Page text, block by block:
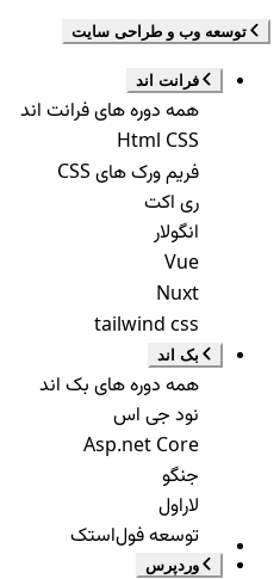
توسعه وب و طراحی سایت
فرانت اند
همه دوره های فرانت اند
Html CSS
فریم ورک های CSS
ری اکت
انگولار
Vue
Nuxt
tailwind css
بک اند
همه دوره های بک اند
نود جی اس
Asp.net Core
جنگو
لاراول
توسعه فول‌استک
وردپرس